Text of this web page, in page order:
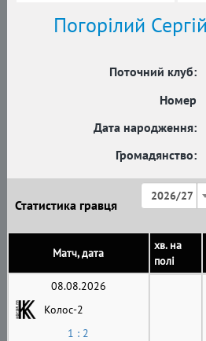
Погорілий
Поточний клуб:
Номер
Дата народження:
Громадянство:
Статистика гравця
2026/27
Матч, дата
хв. на
полі
08.08.2026
Колос-2
1 : 2